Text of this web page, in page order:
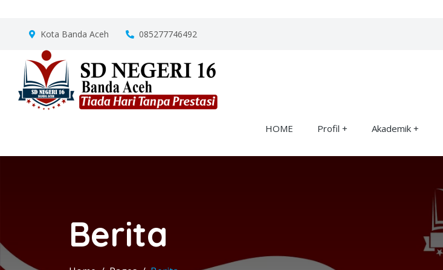
Kota Banda Aceh 085277746492
HOME Profil Akademik
Berita